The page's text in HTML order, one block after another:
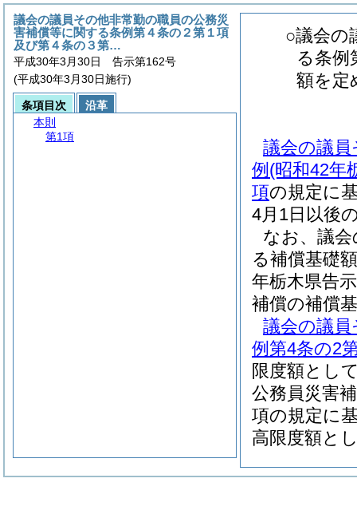
○議会の
る条例
額を定
議会の議
例(昭和42年
項の規定に
4月1日以後
なお、議
る補償基礎
年栃木県告
補償の補償
議会の議
例第4条の2
限度額とし
公務員災害
項の規定に
高限度額と
議会の議員その他非常勤の職員の公務災
害補償等に関する条例第４条の２第１項
及び第４条の３第…
平成30年3月30日 告示第162号
(平成30年3月30日施行)
条項目次
沿革
本則
第1項